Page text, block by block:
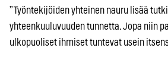
”Työntekijöiden yhteinen nauru lisää
yhteenkuuluvuuden tunnetta. Jopa niin
ulkopuoliset ihmiset tuntevat usein